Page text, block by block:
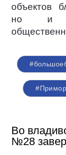
объектов
но и
Во
№28